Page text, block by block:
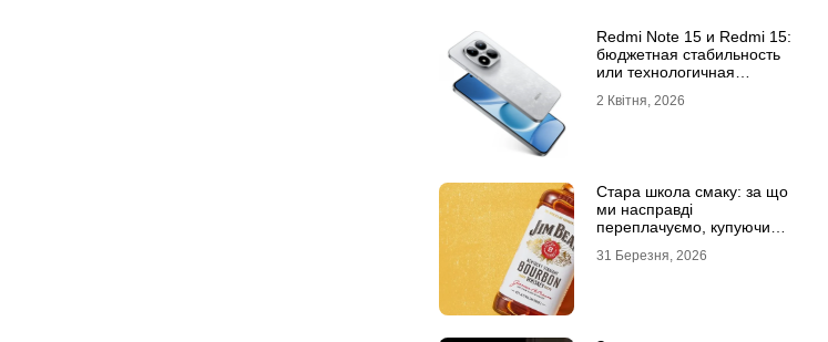
Redmi Note 15 и Redmi 15:
бюджетная стабильность
или технологичная
2 Квітня, 2026
Стара школа смаку: за що
ми насправді
переплачуємо, купуючи
31 Березня, 2026